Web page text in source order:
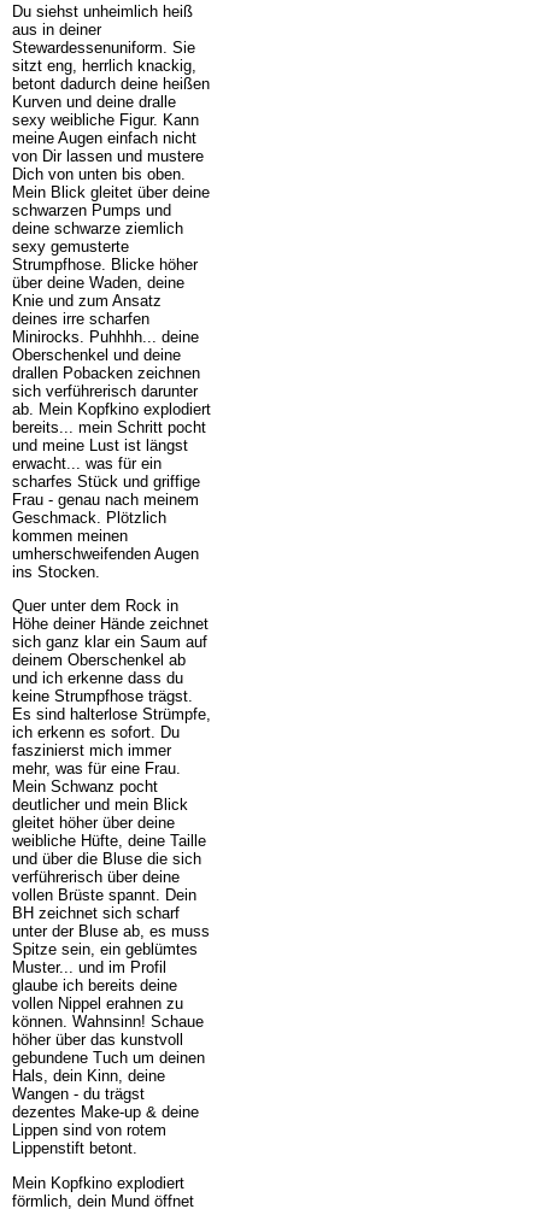
Du siehst unheimlich heiß
aus in deiner
Stewardessenuniform. Sie
sitzt eng, herrlich knackig,
betont dadurch deine heißen
Kurven und deine dralle
sexy weibliche Figur. Kann
meine Augen einfach nicht
von Dir lassen und mustere
Dich von unten bis oben.
Mein Blick gleitet über deine
schwarzen Pumps und
deine schwarze ziemlich
sexy gemusterte
Strumpfhose. Blicke höher
über deine Waden, deine
Knie und zum Ansatz
deines irre scharfen
Minirocks. Puhhhh... deine
Oberschenkel und deine
drallen Pobacken zeichnen
sich verführerisch darunter
ab. Mein Kopfkino explodiert
bereits... mein Schritt pocht
und meine Lust ist längst
erwacht... was für ein
scharfes Stück und griffige
Frau - genau nach meinem
Geschmack. Plötzlich
kommen meinen
umherschweifenden Augen
ins Stocken.
Quer unter dem Rock in
Höhe deiner Hände zeichnet
sich ganz klar ein Saum auf
deinem Oberschenkel ab
und ich erkenne dass du
keine Strumpfhose trägst.
Es sind halterlose Strümpfe,
ich erkenn es sofort. Du
faszinierst mich immer
mehr, was für eine Frau.
Mein Schwanz pocht
deutlicher und mein Blick
gleitet höher über deine
weibliche Hüfte, deine Taille
und über die Bluse die sich
verführerisch über deine
vollen Brüste spannt. Dein
BH zeichnet sich scharf
unter der Bluse ab, es muss
Spitze sein, ein geblümtes
Muster... und im Profil
glaube ich bereits deine
vollen Nippel erahnen zu
können. Wahnsinn! Schaue
höher über das kunstvoll
gebundene Tuch um deinen
Hals, dein Kinn, deine
Wangen - du trägst
dezentes Make-up & deine
Lippen sind von rotem
Lippenstift betont.
Mein Kopfkino explodiert
förmlich, dein Mund öffnet